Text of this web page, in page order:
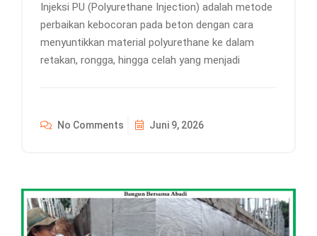
Injeksi PU (Polyurethane Injection) adalah metode
perbaikan kebocoran pada beton dengan cara
menyuntikkan material polyurethane ke dalam
retakan, rongga, hingga celah yang menjadi
No Comments Juni 9, 2026